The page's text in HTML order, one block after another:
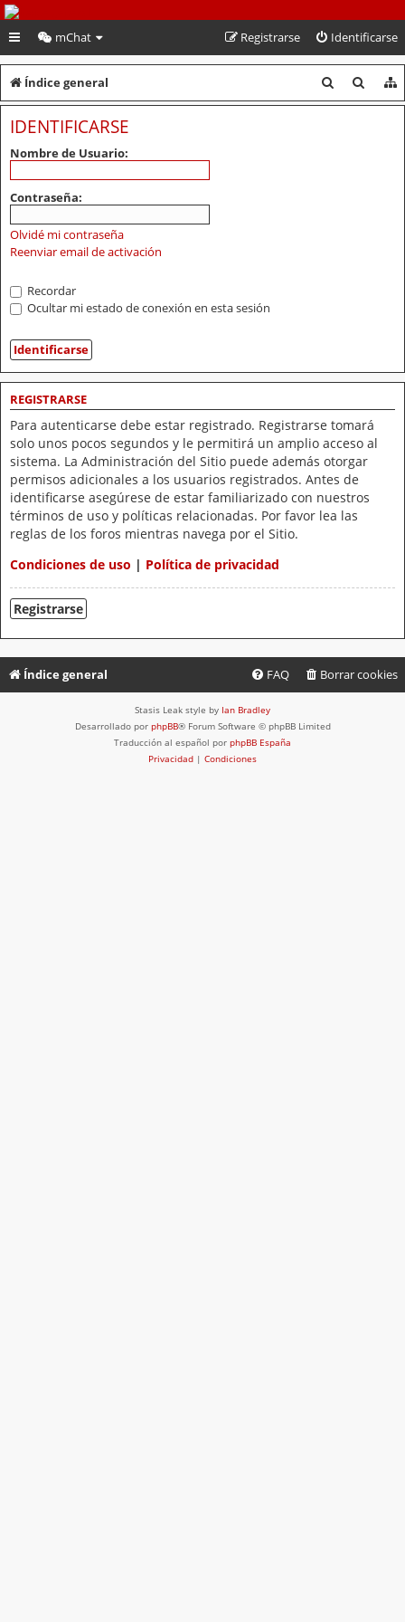
PeruVoley.com
mChat Identificarse
Registrarse
Índice general
u
u
IDENTIFICARSE
Nombre de Usuario:
Contraseña:
Olvidé mi contraseña
Reenviar email de activación
Recordar
Ocultar mi estado de conexión en esta sesión
REGISTRARSE
Para autenticarse debe estar registrado. Registrarse tomará
solo unos pocos segundos y le permitirá un amplio acceso al
sistema. La Administración del Sitio puede además otorgar
permisos adicionales a los usuarios registrados. Antes de
identificarse asegúrese de estar familiarizado con nuestros
términos de uso y políticas relacionadas. Por favor lea las
reglas de los foros mientras navega por el Sitio.
Condiciones de uso | Política de privacidad
Registrarse
Índice general Borrar cookies
FAQ
Stasis Leak style by Ian Bradley
Desarrollado por phpBB® Forum Software © phpBB Limited
Traducción al español por phpBB España
Privacidad | Condiciones